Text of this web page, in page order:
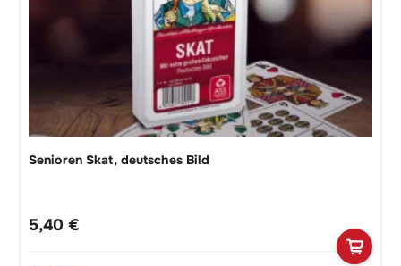
Senioren Skat, deutsches Bild
5,40 €